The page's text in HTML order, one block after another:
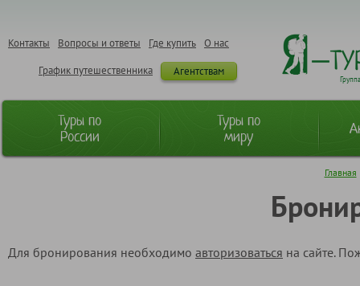
О нас
Где купить
Вопросы и ответы
Контакты
Агентствам
График путешественника
Туры по
России
Туры по
миру
Главная
Для бронирования необходимо авторизоваться на сайте.